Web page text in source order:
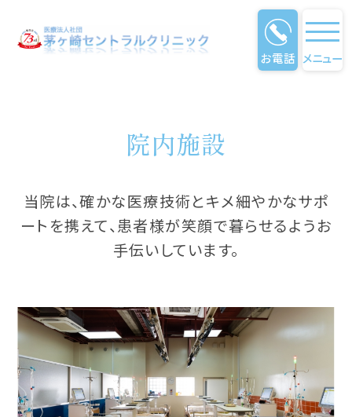
お電話 メニュー
院内施設の紹介・フロアガイド
院内施設
当院は、確かな医療技術とキメ細やかなサポ
ートを携えて、患者様が笑顔で暮らせるようお
手伝いしています。